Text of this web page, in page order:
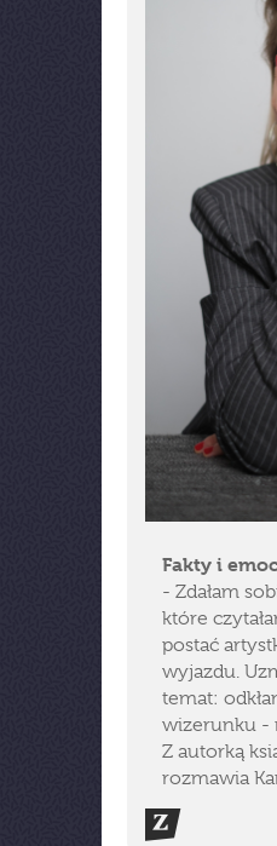
Fakty i
- Zdałam
które
postać
wyjazdu.
temat:
wizerunku -
Z autorką
rozmawia